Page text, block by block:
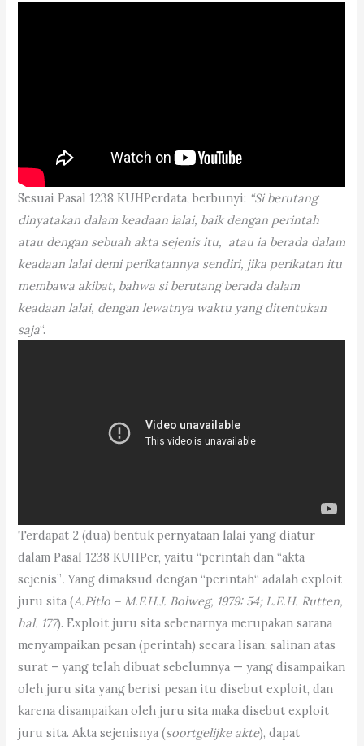
Sesuai Pasal 1238 KUHPerdata, berbunyi: “Si berutang
dinyatakan dalam keadaan lalai, baik dengan perintah
atau dengan sebuah akta sejenis itu, atau ia berada dalam
keadaan lalai demi perikatannya sendiri, jika perikatan itu
membawa akibat, bahwa si berutang berada dalam
keadaan lalai, dengan lewatnya waktu yang ditentukan
saja“.
Terdapat 2 (dua) bentuk pernyataan lalai yang diatur
dalam Pasal 1238 KUHPer, yaitu “perintah dan “akta
sejenis”. Yang dimaksud dengan “perintah“ adalah exploit
juru sita (A.Pitlo – M.F.H.J. Bolweg, 1979: 54; L.E.H. Rutten,
hal. 177). Exploit juru sita sebenarnya merupakan sarana
menyampaikan pesan (perintah) secara lisan; salinan atas
surat – yang telah dibuat sebelumnya — yang disampaikan
oleh juru sita yang berisi pesan itu disebut exploit, dan
karena disampaikan oleh juru sita maka disebut exploit
juru sita. Akta sejenisnya (soortgelijke akte), dapat